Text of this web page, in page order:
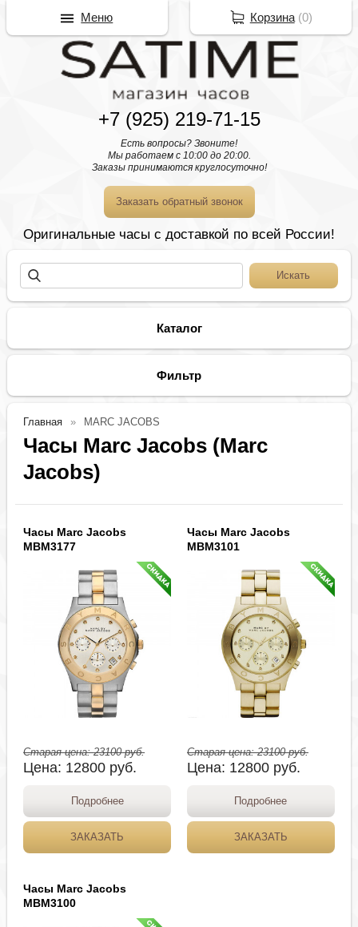
+7 (925) 219-71-15
Есть вопросы? Звоните!
Мы работаем с 10:00 до 20:00.
Заказы принимаются круглосуточно!
Заказать обратный звонок
Оригинальные часы с доставкой по всей России!
Каталог
Фильтр
Главная MARC JACOBS
Часы Marc Jacobs (Marc
Jacobs)
Часы Marc Jacobs
MBM3177
Старая цена:23100руб.
Цена: 12800 руб.
Подробнее
ЗАКАЗАТЬ
Часы Marc Jacobs
MBM3101
Старая цена:23100руб.
Цена: 12800 руб.
Подробнее
ЗАКАЗАТЬ
Часы Marc Jacobs
MBM3100
Корзина(0)
Меню